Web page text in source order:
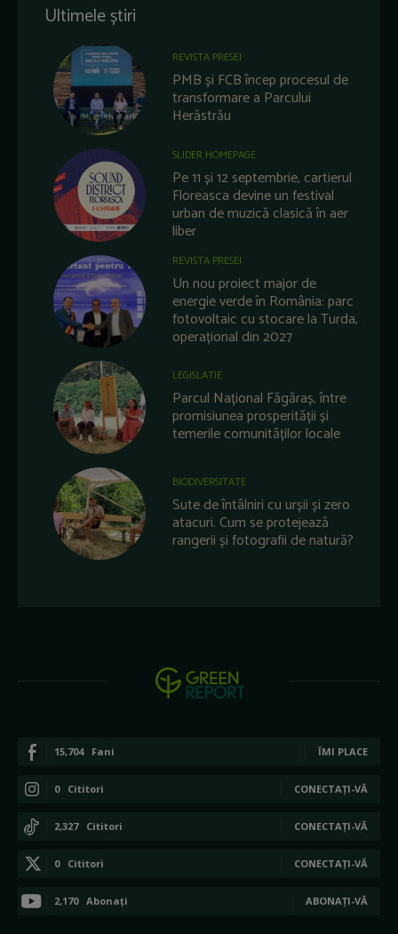
Ultimele știri
REVISTA PRESEI
PMB și FCB încep procesul de
transformare a Parcului
Herăstrău
SLIDER HOMEPAGE
Pe 11 și 12 septembrie, cartierul
Floreasca devine un festival
urban de muzică clasică în aer
liber
REVISTA PRESEI
Un nou proiect major de
energie verde în România: parc
fotovoltaic cu stocare la Turda,
operațional din 2027
LEGISLATIE
Parcul Național Făgăraș, între
promisiunea prosperității și
temerile comunităților locale
BIODIVERSITATE
Sute de întâlniri cu urșii și zero
atacuri. Cum se protejează
rangerii și fotografii de natură?
15,704 Fani ÎMI PLACE
0 Cititori CONECTAȚI-VĂ
2,327 Cititori CONECTAȚI-VĂ
0 Cititori CONECTAȚI-VĂ
2,170 Abonați ABONAȚI-VĂ